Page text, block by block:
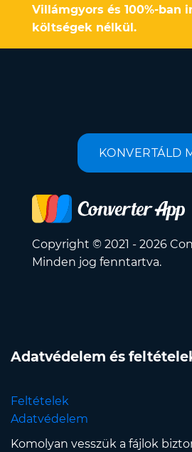
Villámgyors és 100%-ban
költségek nélkül.
KONVERTÁLD
Copyright © 2021 - 2026
Minden jog fenntartva.
Adatvédelem és
Feltételek
Adatvédelem
Komolyan vesszük a fájlok